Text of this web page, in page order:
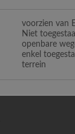
voorzien van
Niet
openbare
enkel
terrein